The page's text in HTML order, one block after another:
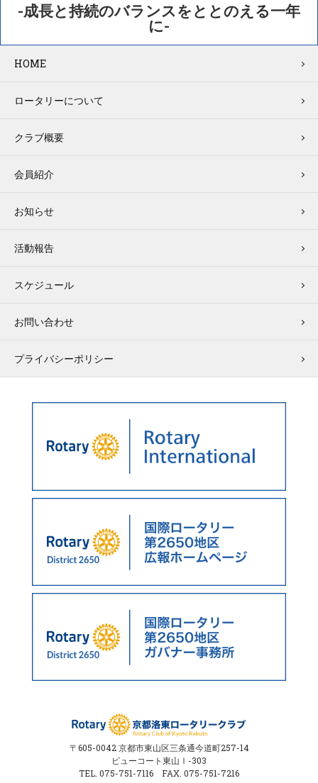
-成長と持続のバランスをととのえる一年
に-
HOME
ロータリーについて
クラブ概要
会員紹介
お知らせ
活動報告
スケジュール
お問い合わせ
プライバシーポリシー
〒605-0042 京都市東山区三条通今道町257-14
ビューコート東山Ⅰ-303
TEL. 075-751-7116 FAX. 075-751-7216